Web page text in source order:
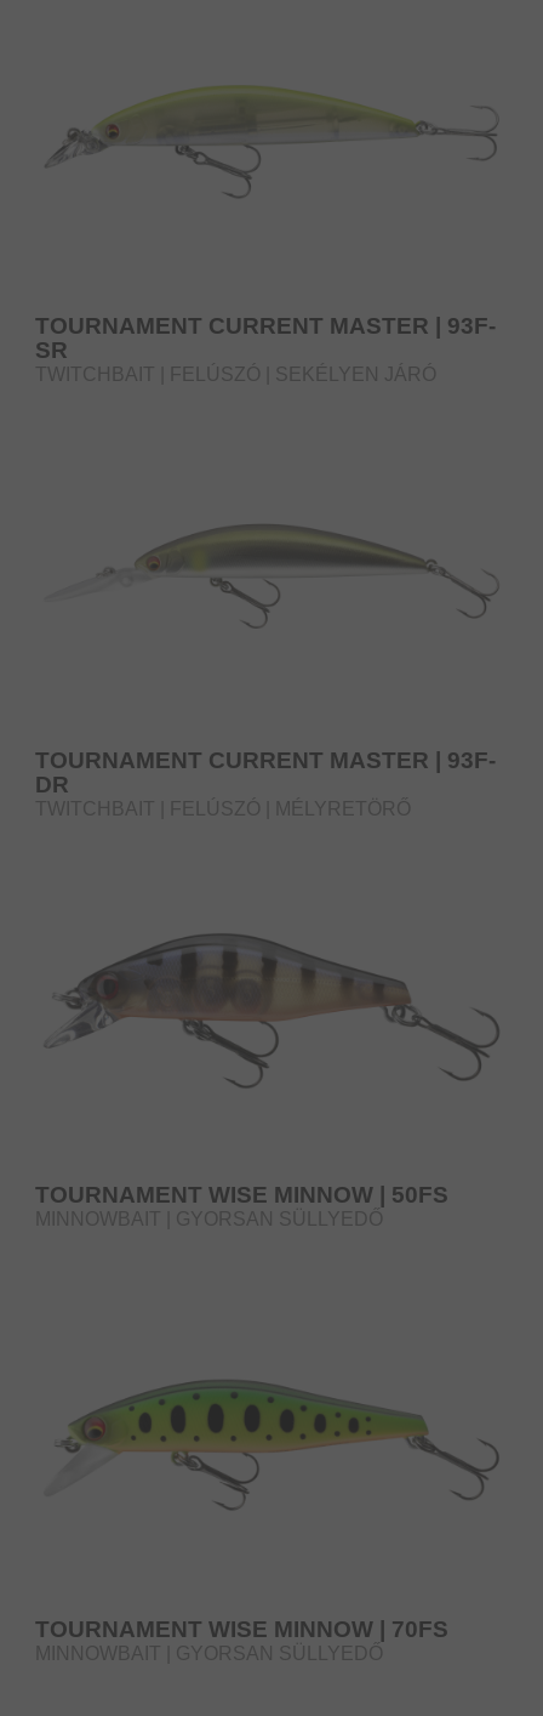
TOURNAMENT CURRENT MASTER | 93F-
SR
TWITCHBAIT | FELÚSZÓ | SEKÉLYEN JÁRÓ
TOURNAMENT CURRENT MASTER | 93F-
DR
TWITCHBAIT | FELÚSZÓ | MÉLYRETÖRŐ
TOURNAMENT WISE MINNOW | 50FS
MINNOWBAIT | GYORSAN SÜLLYEDŐ
TOURNAMENT WISE MINNOW | 70FS
MINNOWBAIT | GYORSAN SÜLLYEDŐ